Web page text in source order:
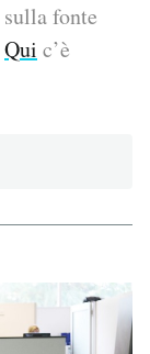
fonte
Qui c’è